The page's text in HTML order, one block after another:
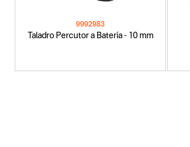
Taladro Percutor a Batería - 10 mm
9992983